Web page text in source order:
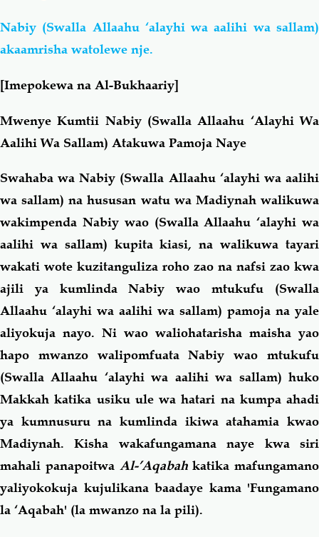
Nabiy (Swalla Allaahu ‘alayhi wa aalihi wa sallam)
akaamrisha watolewe nje.
[Imepokewa na Al-Bukhaariy]
Mwenye Kumtii Nabiy (Swalla Allaahu ‘Alayhi Wa
Aalihi Wa Sallam) Atakuwa Pamoja Naye
Swahaba wa Nabiy (Swalla Allaahu ‘alayhi wa aalihi
wa sallam) na hususan watu wa Madiynah walikuwa
wakimpenda Nabiy wao (Swalla Allaahu ‘alayhi wa
aalihi wa sallam) kupita kiasi, na walikuwa tayari
wakati wote kuzitanguliza roho zao na nafsi zao kwa
ajili ya kumlinda Nabiy wao mtukufu (Swalla
Allaahu ‘alayhi wa aalihi wa sallam) pamoja na yale
aliyokuja nayo. Ni wao waliohatarisha maisha yao
hapo mwanzo walipomfuata Nabiy wao mtukufu
(Swalla Allaahu ‘alayhi wa aalihi wa sallam) huko
Makkah katika usiku ule wa hatari na kumpa ahadi
ya kumnusuru na kumlinda ikiwa atahamia kwao
Madiynah. Kisha wakafungamana naye kwa siri
mahali panapoitwa Al-’Aqabahkatika mafungamano
yaliyokokuja kujulikana baadaye kama 'Fungamano
la ‘Aqabah' (la mwanzo na la pili).